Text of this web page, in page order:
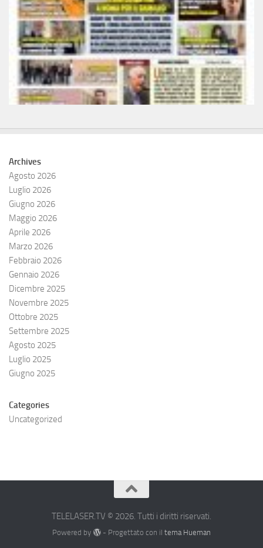
Archives
Agosto 2026
Luglio 2026
Giugno 2026
Maggio 2026
Aprile 2026
Marzo 2026
Febbraio 2026
Gennaio 2026
Dicembre 2025
Novembre 2025
Ottobre 2025
Settembre 2025
Agosto 2025
Luglio 2025
Giugno 2025
Categories
Uncategorized
TELELASER.TV © 2026. Tutti i diritti riservati.
Powered by - Progettato con il tema Hueman